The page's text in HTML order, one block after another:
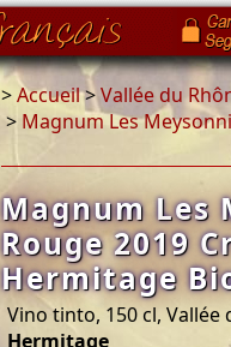
>Accueil>Vallée du
> Magnum Les
Magnum Les
Rouge 2019
Hermitage
Vino tinto, 150 cl, Vallée
Hermitage